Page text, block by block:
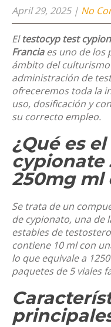
April 29, 2025 | No
Eltestocyp test
Franciaes uno de los
ámbito del
administración de
ofreceremos toda la
uso, dosificación y
su correcto empleo.
¿Qué es el
cypionate
250mg ml
Se trata de un
de cypionato, una de
estables de
contiene 10 ml con
lo que equivale a
paquetes de 5 viales